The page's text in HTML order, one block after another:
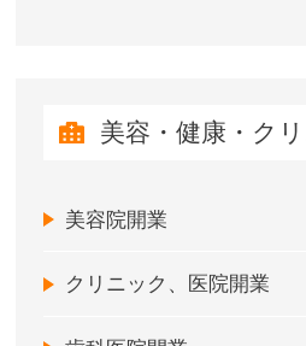
美容・健康・ク
美容院開業
クリニック、医院開業